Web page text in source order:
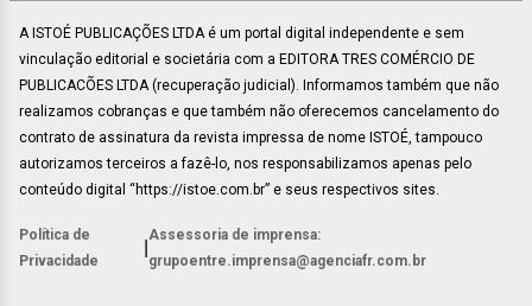
A ISTOÉ PUBLICAÇÕES LTDA é um portal digital independente e sem
vinculação editorial e societária com a EDITORA TRES COMÉRCIO DE
PUBLICACÕES LTDA (recuperação judicial). Informamos também que não
realizamos cobranças e que também não oferecemos cancelamento do
contrato de assinatura da revista impressa de nome ISTOÉ, tampouco
autorizamos terceiros a fazê-lo, nos responsabilizamos apenas pelo
conteúdo digital “https://istoe.com.br” e seus respectivos sites.
Política de
Privacidade
Assessoria de imprensa:
grupoentre.imprensa@agenciafr.com.br